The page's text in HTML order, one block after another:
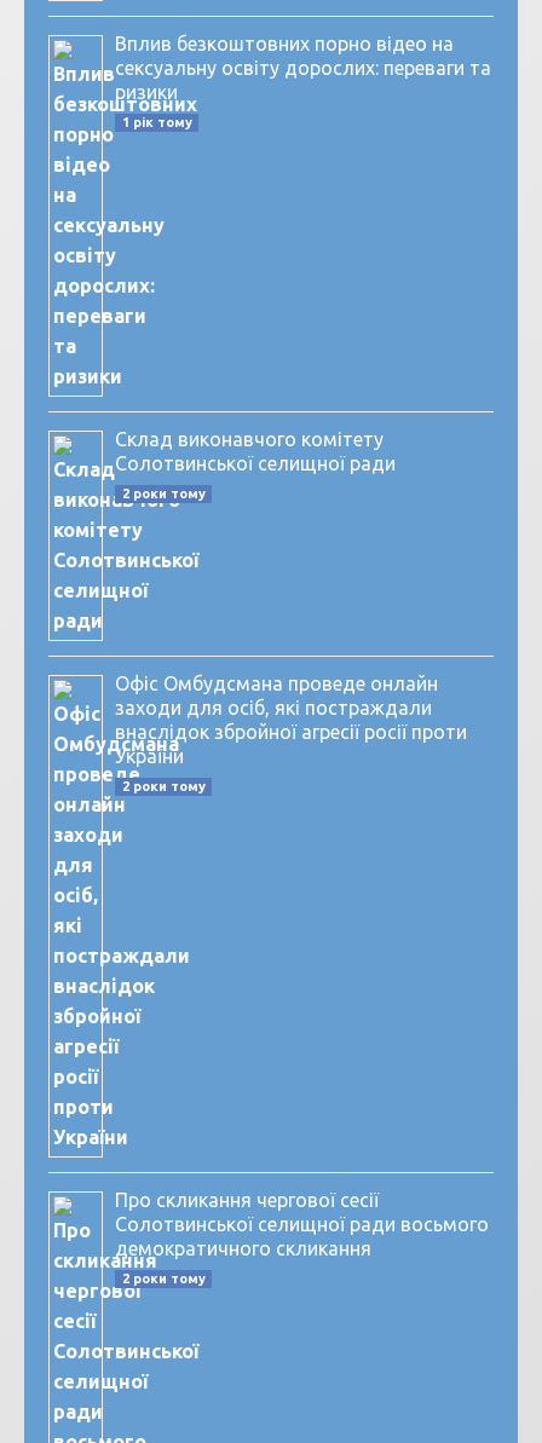
Вплив безкоштовних порно відео на
сексуальну освіту дорослих: переваги та
ризики
1 рік тому
Склад виконавчого комітету
Солотвинської селищної ради
2 роки тому
Офіс Омбудсмана проведе онлайн
заходи для осіб, які постраждали
внаслідок збройної агресії росії проти
України
2 роки тому
Про скликання чергової сесії
Солотвинської селищної ради восьмого
демократичного скликання
2 роки тому